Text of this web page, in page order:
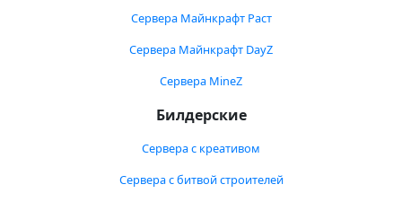
Сервера Майнкрафт Раст
Сервера Майнкрафт DayZ
Сервера MineZ
Билдерские
Сервера с креативом
Сервера с битвой строителей